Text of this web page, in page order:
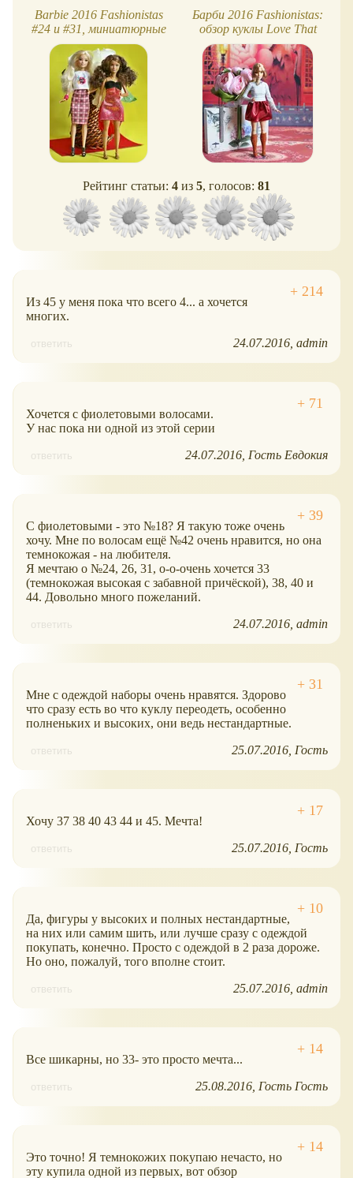
Barbie 2016 Fashionistas
#24 и #31, миниатюрные
куклы
Барби 2016 Fashionistas:
обзор куклы Love That
Lace (миниатюрная)
Рейтинг статьи: 4 из 5, голосов: 81
Из 45 у меня пока что всего 4... а хочется
многих.
ответить 24.07.2016 admin
Хочется с фиолетовыми волосами.
У нас пока ни одной из этой серии
ответить 24.07.2016 Гость Евдокия
С фиолетовыми - это №18? Я такую тоже очень
хочу. Мне по волосам ещё №42 очень нравится, но она
темнокожая - на любителя.
Я мечтаю о №24, 26, 31, о-о-очень хочется 33
(темнокожая высокая с забавной причёской), 38, 40 и
44. Довольно много пожеланий.
ответить 24.07.2016 admin
Мне с одеждой наборы очень нравятся. Здорово
что сразу есть во что куклу переодеть, особенно
полненьких и высоких, они ведь нестандартные.
ответить 25.07.2016 Гость
Хочу 37 38 40 43 44 и 45. Мечта!
ответить 25.07.2016 Гость
Да, фигуры у высоких и полных нестандартные,
на них или самим шить, или лучше сразу с одеждой
покупать, конечно. Просто с одеждой в 2 раза дороже.
Но оно, пожалуй, того вполне стоит.
ответить 25.07.2016 admin
Все шикарны, но 33- это просто мечта...
ответить 25.08.2016 Гость Гость
Это точно! Я темнокожих покупаю нечасто, но
эту купила одной из первых, вот обзор